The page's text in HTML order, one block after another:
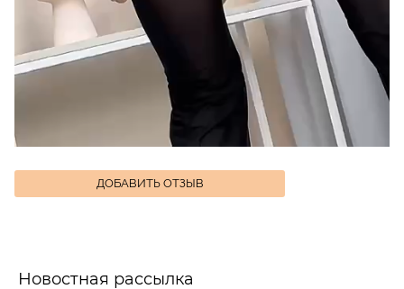
ДОБАВИТЬ ОТЗЫВ
Новостная рассылка